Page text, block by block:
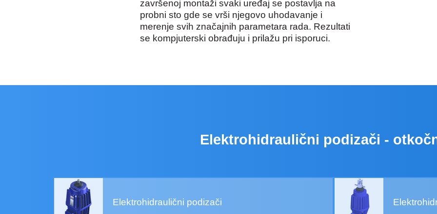
završenoj montaži svaki uređaj se postavlja na
probni sto gde se vrši njegovo uhodavanje i
merenje svih značajnih parametara rada. Rezultati
se kompjuterski obrađuju i prilažu pri isporuci.
Elektrohidraulični podizači -
Elektrohidraulični podizači